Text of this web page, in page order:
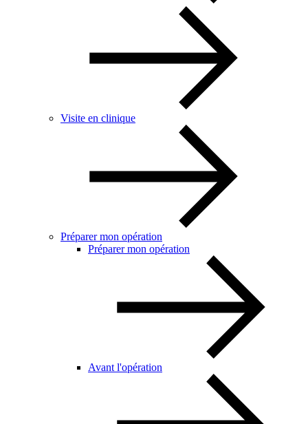
Visite en clinique
Préparer mon opération
Préparer mon opération
Avant l'opération